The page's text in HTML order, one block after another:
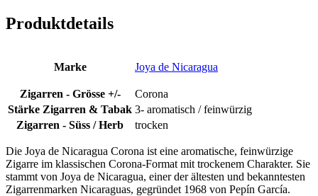
Produktdetails
Marke Joya de Nicaragua
Zigarren - Grösse +/-
Corona
Stärke Zigarren & Tabak 3- aromatisch / feinwürzig
Zigarren - Süss / Herb
trocken
Die Joya de Nicaragua Corona ist eine aromatische, feinwürzige
Zigarre im klassischen Corona-Format mit trockenem Charakter. Sie
stammt von Joya de Nicaragua, einer der ältesten und bekanntesten
Zigarrenmarken Nicaraguas, gegründet 1968 von Pepín García.